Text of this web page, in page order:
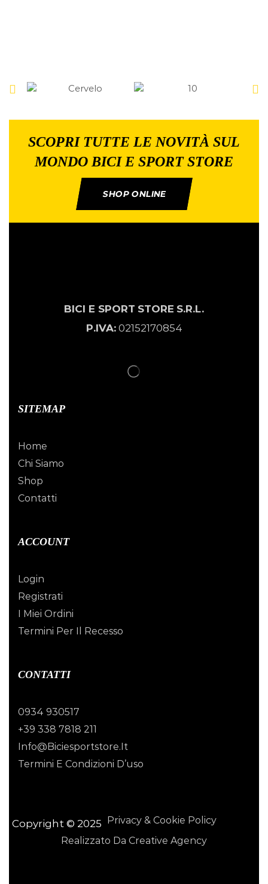
SCOPRI TUTTE LE NOVITÀ SUL
MONDO BICI E SPORT STORE
SHOP ONLINE
BICI E SPORT STORE S.R.L.
P.IVA:02152170854
SITEMAP
Home
Chi Siamo
Shop
Contatti
ACCOUNT
Login
Registrati
I Miei Ordini
Termini Per Il Recesso
CONTATTI
0934 930517
+39 338 7818 211
Info@biciesportstore.it
Termini E Condizioni D’uso
Copyright © 2025 Privacy & Cookie Policy
Realizzato Da Creative Agency